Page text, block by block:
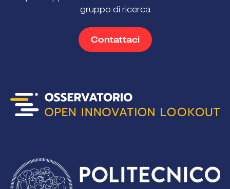
gruppo di ricerca
Contattaci